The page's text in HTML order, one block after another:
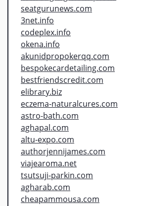
seatgurunews.com
3net.info
codeplex.info
okena.info
akunidpropokerqq.com
bespokecardetailing.com
bestfriendscredit.com
elibrary.biz
eczema-naturalcures.com
astro-bath.com
aghapal.com
altu-expo.com
authorjennijames.com
viajearoma.net
tsutsuji-parkin.com
agharab.com
cheapammousa.com